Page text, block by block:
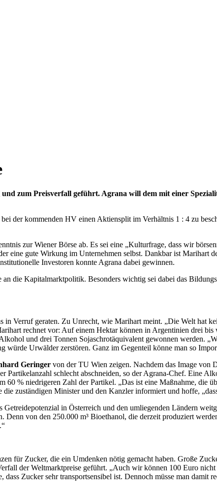
zum Preisverfall geführt. Agrana will dem mit einer
der kommenden HV einen Aktiensplit im Verhältnis 1 : 4 zu
zur Wiener Börse ab. Es sei eine „Kulturfrage, dass wir
eine gute Wirkung im Unternehmen selbst. Dankbar ist Marihart
Investoren konnte Agrana dabei gewinnen.
die Kapitalmarktpolitik. Besonders wichtig sei dabei das
Verruf geraten. Zu Unrecht, wie Marihart meint. „Die Welt hat
rechnet vor: Auf einem Hektar können in Argentinien drei
und drei Tonnen Sojaschrotäquivalent gewonnen werden.
würde Urwälder zerstören. Ganz im Gegenteil könne man so
Geringer von der TU Wien zeigen. Nachdem das Image von
schlecht abschneiden, so der Agrana-Chef. Eine
% niedrigeren Zahl der Partikel. „Das ist eine Maßnahme, die
zuständigen Minister und den Kanzler informiert und hoffe,
in Österreich und den umliegenden Ländern
von den 250.000 m³ Bioethanol, die derzeit produziert
für Zucker, die ein Umdenken nötig gemacht haben. Große
der Weltmarktpreise geführt. „Auch wir können 100 Euro
Zucker sehr transportsensibel ist. Dennoch müsse man damit